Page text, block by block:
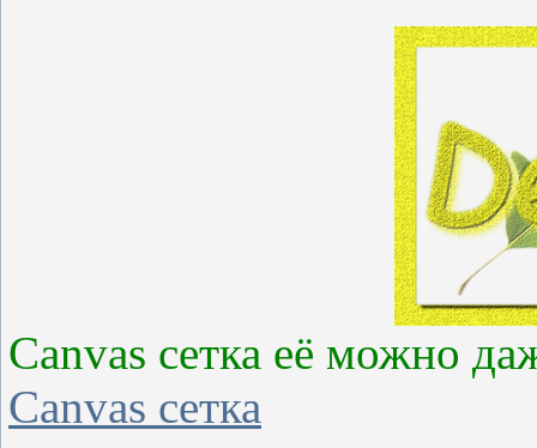
Canvas сетка её можно
Canvas сетка